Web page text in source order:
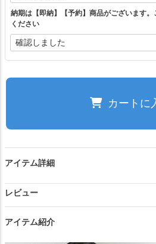
ブラック
納期は【即納】【予約】商品がございます
ください
カートに
アイテム詳細
アイテム紹介